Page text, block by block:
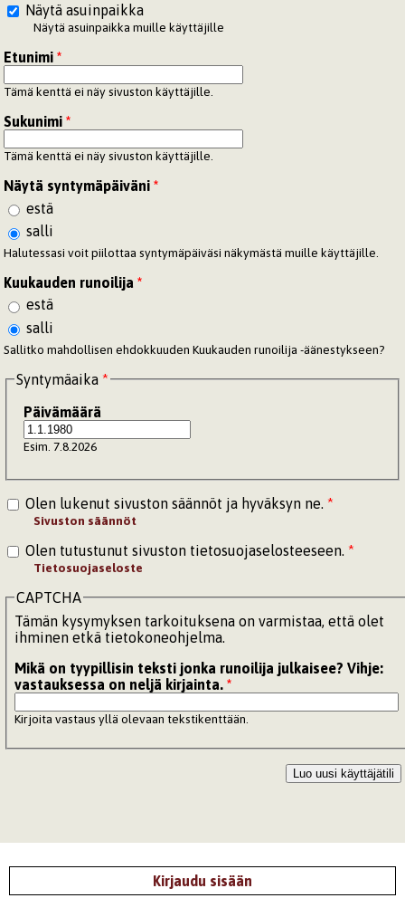
Näytä asuinpaikka
Näytä asuinpaikka muille käyttäjille
Etunimi*
Tämä kenttä ei näy sivuston käyttäjille.
Sukunimi*
Tämä kenttä ei näy sivuston käyttäjille.
Näytä syntymäpäiväni*
estä
salli
Halutessasi voit piilottaa syntymäpäiväsi näkymästä muille käyttäjille.
Kuukauden runoilija*
estä
salli
Sallitko mahdollisen ehdokkuuden Kuukauden runoilija -äänestykseen?
Syntymäaika *
Päivämäärä
Esim. 7.8.2026
Olen lukenut sivuston säännöt ja hyväksyn ne. *
Sivuston säännöt
Olen tutustunut sivuston tietosuojaselosteeseen. *
Tietosuojaseloste
CAPTCHA
Tämän kysymyksen tarkoituksena on varmistaa, että olet
ihminen etkä tietokoneohjelma.
Mikä on tyypillisin teksti jonka runoilija julkaisee? Vihje:
vastauksessa on neljä kirjainta.*
Kirjoita vastaus yllä olevaan tekstikenttään.
Kirjaudu sisään